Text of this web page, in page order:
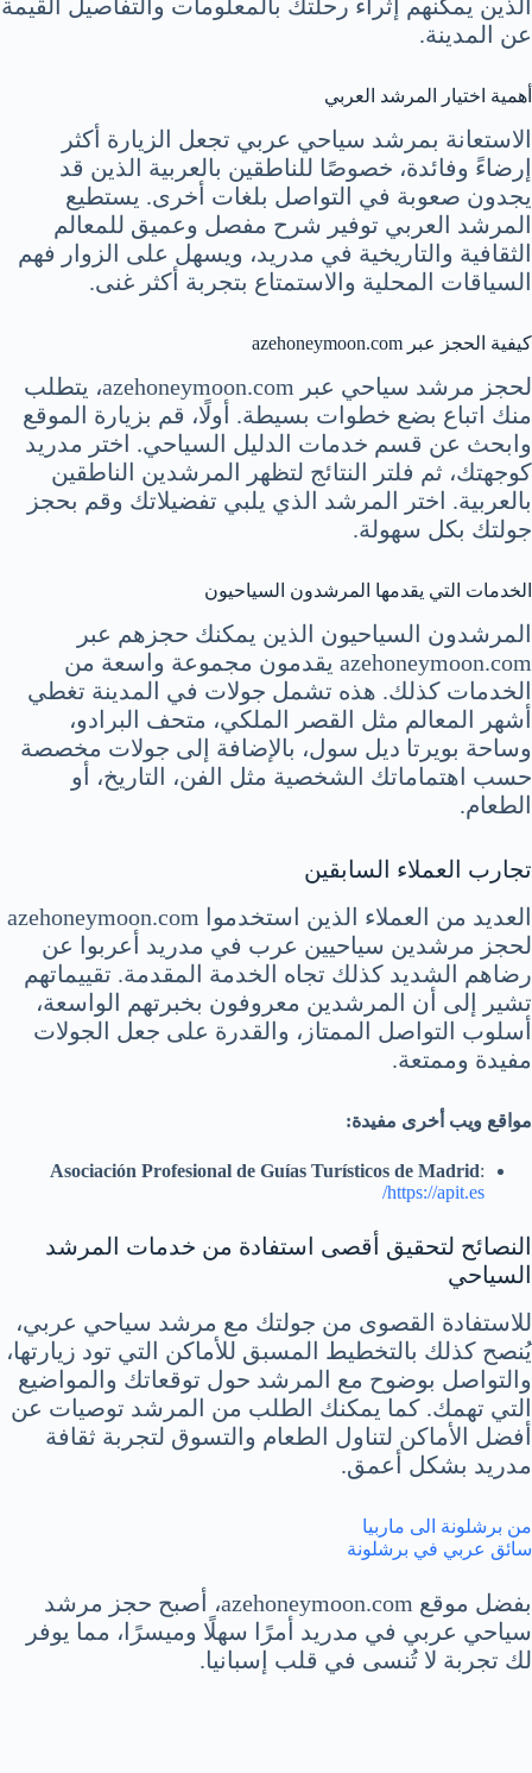
الذين يمكنهم إثراء رحلتك بالمعلومات والتفاصيل القيمة
عن المدينة.
أهمية اختيار المرشد العربي
الاستعانة بمرشد سياحي عربي تجعل الزيارة أكثر
إرضاءً وفائدة، خصوصًا للناطقين بالعربية الذين قد
يجدون صعوبة في التواصل بلغات أخرى. يستطيع
المرشد العربي توفير شرح مفصل وعميق للمعالم
الثقافية والتاريخية في مدريد، ويسهل على الزوار فهم
السياقات المحلية والاستمتاع بتجربة أكثر غنى.
كيفية الحجز عبر azehoneymoon.com
لحجز مرشد سياحي عبر azehoneymoon.com، يتطلب
منك اتباع بضع خطوات بسيطة. أولًا، قم بزيارة الموقع
وابحث عن قسم خدمات الدليل السياحي. اختر مدريد
كوجهتك، ثم فلتر النتائج لتظهر المرشدين الناطقين
بالعربية. اختر المرشد الذي يلبي تفضيلاتك وقم بحجز
جولتك بكل سهولة.
الخدمات التي يقدمها المرشدون السياحيون
المرشدون السياحيون الذين يمكنك حجزهم عبر
azehoneymoon.com يقدمون مجموعة واسعة من
الخدمات كذلك. هذه تشمل جولات في المدينة تغطي
أشهر المعالم مثل القصر الملكي، متحف البرادو،
وساحة بويرتا ديل سول، بالإضافة إلى جولات مخصصة
حسب اهتماماتك الشخصية مثل الفن، التاريخ، أو
الطعام.
تجارب العملاء السابقين
العديد من العملاء الذين استخدموا azehoneymoon.com
لحجز مرشدين سياحيين عرب في مدريد أعربوا عن
رضاهم الشديد كذلك تجاه الخدمة المقدمة. تقييماتهم
تشير إلى أن المرشدين معروفون بخبرتهم الواسعة،
أسلوب التواصل الممتاز، والقدرة على جعل الجولات
مفيدة وممتعة.
مواقع ويب أخرى مفيدة:
Asociación Profesional de Guías Turísticos de Madrid:
https://apit.es/
النصائح لتحقيق أقصى استفادة من خدمات المرشد
السياحي
للاستفادة القصوى من جولتك مع مرشد سياحي عربي،
يُنصح كذلك بالتخطيط المسبق للأماكن التي تود زيارتها،
والتواصل بوضوح مع المرشد حول توقعاتك والمواضيع
التي تهمك. كما يمكنك الطلب من المرشد توصيات عن
أفضل الأماكن لتناول الطعام والتسوق لتجربة ثقافة
مدريد بشكل أعمق.
من برشلونة الى ماربيا
سائق عربي في برشلونة
بفضل موقع azehoneymoon.com، أصبح حجز مرشد
سياحي عربي في مدريد أمرًا سهلًا وميسرًا، مما يوفر
لك تجربة لا تُنسى في قلب إسبانيا.